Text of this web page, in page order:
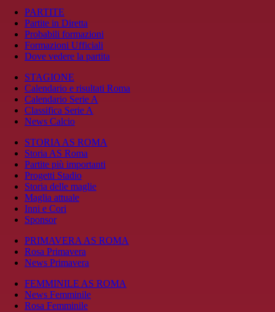
PARTITE
Partite in Diretta
Probabili formazioni
Formazioni Ufficiali
Dove vedere la partita
STAGIONE
Calendario e risultati Roma
Calendario Serie A
Classifica Serie A
News Calcio
STORIA AS ROMA
Storia AS Roma
Partite più importanti
Progetti Stadio
Storia delle maglie
Maglia attuale
Inni e Cori
Sponsor
PRIMAVERA AS ROMA
Rosa Primavera
News Primavera
FEMMINILE AS ROMA
News Femminile
Rosa Femminile